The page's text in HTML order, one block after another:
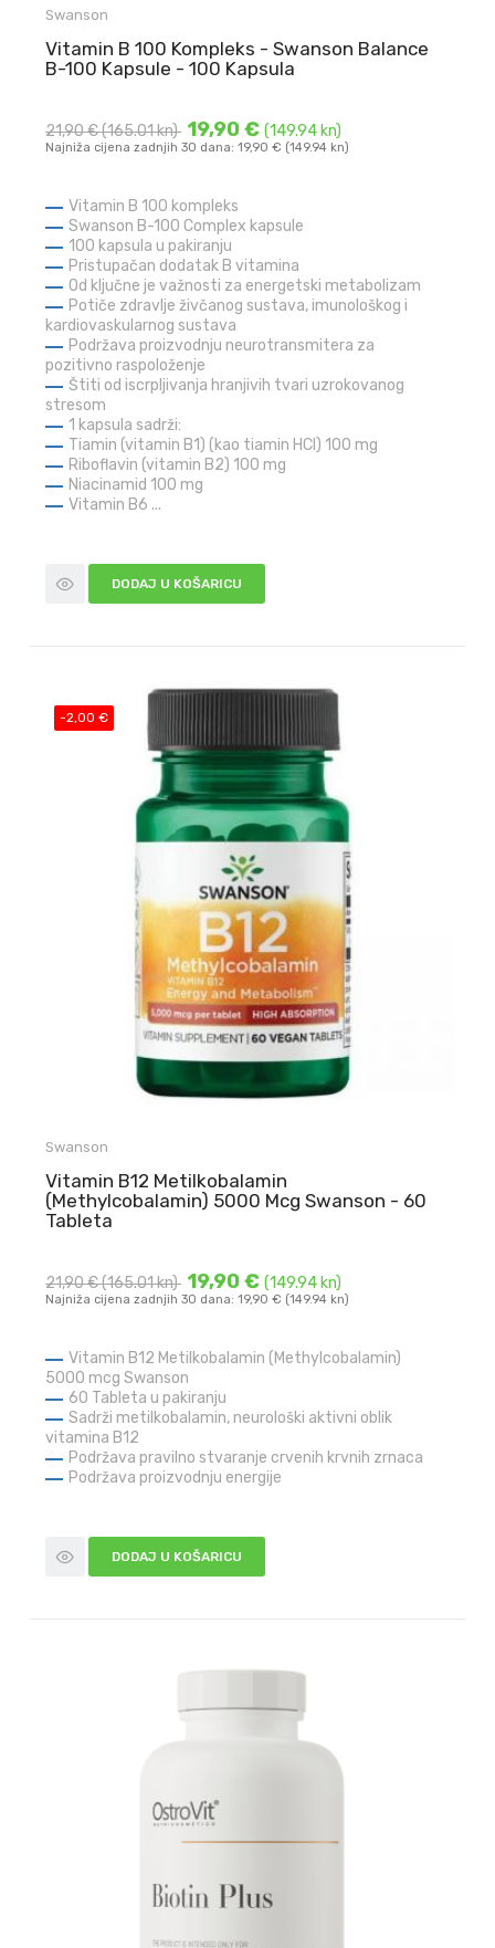
Swanson
Vitamin B 100 Kompleks - Swanson Balance
B-100 Kapsule - 100 Kapsula
21,90 €(165.01 kn) 19,90 €(149.94 kn)
Najniža cijena zadnjih 30 dana: 19,90 € (149.94 kn)
Vitamin B 100 kompleks
Swanson B-100 Complex kapsule
100 kapsula u pakiranju
Pristupačan dodatak B vitamina
Od ključne je važnosti za energetski metabolizam
Potiče zdravlje živčanog sustava, imunološkog i
kardiovaskularnog sustava
Podržava proizvodnju neurotransmitera za
pozitivno raspoloženje
Štiti od iscrpljivanja hranjivih tvari uzrokovanog
stresom
1 kapsula sadrži:
Tiamin (vitamin B1) (kao tiamin HCl) 100 mg
Riboflavin (vitamin B2) 100 mg
Niacinamid 100 mg
Vitamin B6 ...
DODAJ U KOŠARICU
-2,00 €
Swanson
Vitamin B12 Metilkobalamin
(Methylcobalamin) 5000 Mcg Swanson - 60
Tableta
21,90 €(165.01 kn) 19,90 €(149.94 kn)
Najniža cijena zadnjih 30 dana: 19,90 € (149.94 kn)
Vitamin B12 Metilkobalamin (Methylcobalamin)
5000 mcg Swanson
60 Tableta u pakiranju
Sadrži metilkobalamin, neurološki aktivni oblik
vitamina B12
Podržava pravilno stvaranje crvenih krvnih zrnaca
Podržava proizvodnju energije
DODAJ U KOŠARICU